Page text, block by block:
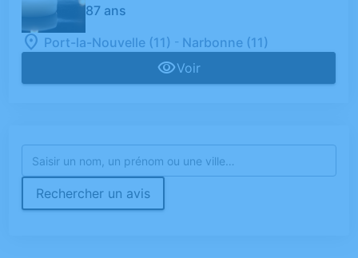
87 ans
Port-la-Nouvelle (11) - Narbonne (11)
Voir
Rechercher un avis